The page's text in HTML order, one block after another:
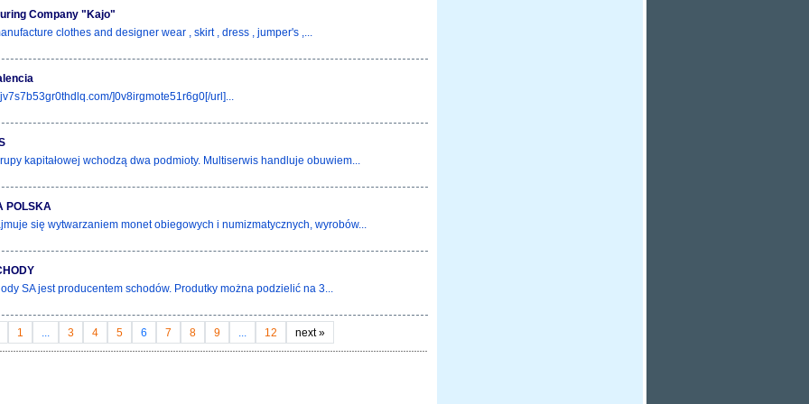
Company "Kajo"
clothes and designer wear , skirt , dress , jumper's ,...
]0v8irgmote51r6g0[/url]...
kapitałowej wchodzą dwa podmioty. Multiserwis handluje obuwiem...
POLSKA
się wytwarzaniem monet obiegowych i numizmatycznych, wyrobów...
SA jest producentem schodów. Produtky można podzielić na 3...
1 3 4 5 6 7 8 9 12 next»